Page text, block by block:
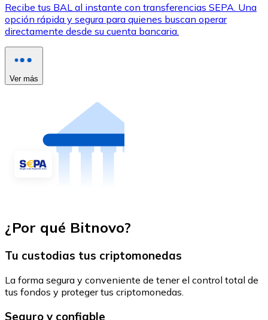
Recibe tus BAL al instante con transferencias SEPA. Una
opción rápida y segura para quienes buscan operar
directamente desde su cuenta bancaria.
Ver más
¿Por qué Bitnovo?
Tu custodias tus criptomonedas
La forma segura y conveniente de tener el control total de
tus fondos y proteger tus criptomonedas.
Seguro y confiable